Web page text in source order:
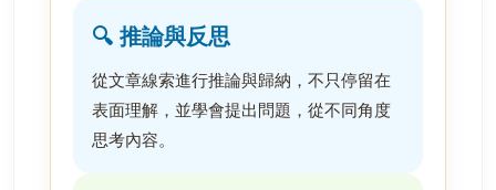
🔍 推論與反思
從文章線索進行推論與歸納，不只停留在
表面理解，並學會提出問題，從不同角度
思考內容。